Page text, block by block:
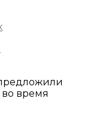
время